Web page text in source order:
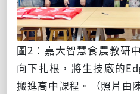
圖2：嘉大智慧食農教研
向下扎根，將生技廠的
搬進高中課程。（照片由